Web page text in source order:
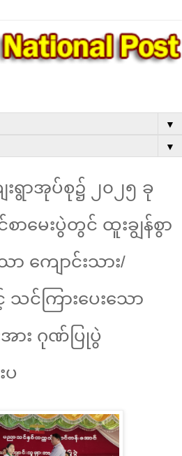
▼
▼
းရွာအုပ်စု၌ ၂၀၂၅ ခု
ာမေးပွဲတွင် ထူးချွန်စွာ
ာ ကျောင်းသား/
သင်ကြားပေးသော
အား ဂုဏ်ပြုပွဲ
ပ